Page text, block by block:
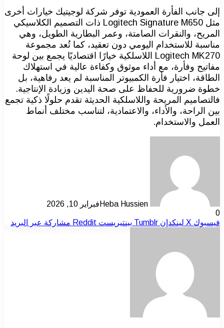
إلى جانب الفأرة العمودية توفر شركة لوجيتيك خيارات أخرى
مثل Logitech Signature M650 ذات التصميم الكلاسيكي
المريح، والنقرات الصامتة، وعمر البطارية الطويل، وهي
مناسبة للاستخدام اليومي دون تعقيد، كما تُعد مجموعة
Logitech MK270 اللاسلكية خيارًا اقتصاديًا يجمع بين لوحة
مفاتيح وفأرة، مع أداء موثوق وكفاءة عالية في استهلاك
الطاقة، اختيار فأرة الكمبيوتر المناسبة لم يعد رفاهية، بل
خطوة ضرورية للحفاظ على صحة اليدين وزيادة الإنتاجية.
فالتصاميم المريحة واللاسلكية الحديثة تقدم حلولًا ذكية تجمع
بين الراحة، والأداء، والاعتمادية، لتناسب مختلف أنماط
العمل والاستخدام.
Heba Hussien فبراير 10, 2026
0
فيسبوك ‫X لينكدإن بينتيريست مشاركة عبر البريد